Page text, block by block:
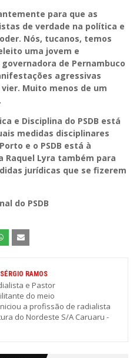
para que as
de verdade na política e
Nós, tucanos, temos
uma jovem e
de Pernambuco
agressivas
Muito menos de um
e Disciplina do PSDB está
medidas disciplinares
e o PSDB está à
Raquel Lyra também para
jurídicas que se fizerem
do PSDB
SÉRGIO RAMOS
e Pastor
do meio
a profissão de radialista
do Nordeste S/A Caruaru -